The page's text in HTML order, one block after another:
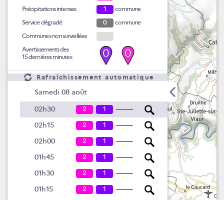
Précipitations intenses
1
commune
Service dégradé
0
commune
Communes non surveillées
Avertissements des
15 dernières minutes
0 0
Rafraîchissement automatique
Samedi 08 août
02h30 2 1
02h15 2 1
02h00 2 1
01h45 2 1
01h30 2 1
01h15 2 1